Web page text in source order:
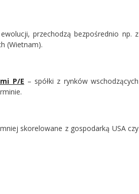
przechodzą bezpośrednio np. z
(Wietnam).
P/E – spółki z rynków wschodzących
skorelowane z gospodarką USA czy